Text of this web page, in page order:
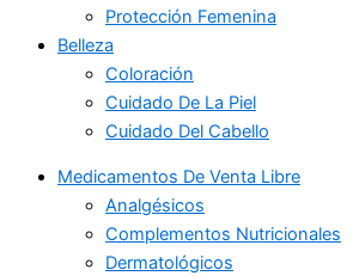
Protección Femenina
Belleza
Coloración
Cuidado De La Piel
Cuidado Del Cabello
Medicamentos De Venta Libre
Analgésicos
Complementos Nutricionales
Dermatológicos